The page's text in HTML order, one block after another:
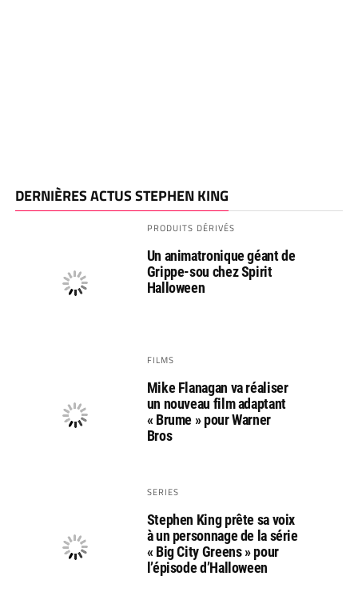
DERNIÈRES ACTUS STEPHEN KING
PRODUITS DÉRIVÉS
Un animatronique géant de
Grippe-sou chez Spirit
Halloween
FILMS
Mike Flanagan va réaliser
un nouveau film adaptant
« Brume » pour Warner
Bros
SERIES
Stephen King prête sa voix
à un personnage de la série
« Big City Greens » pour
l’épisode d’Halloween